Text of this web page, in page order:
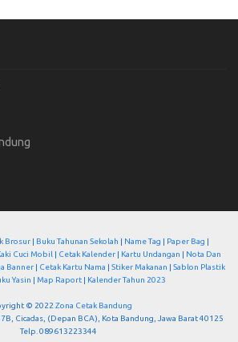
Brosur Buku Tahunan Sekolah Name Tag Paper Bag
Cuci Mobil| Cetak Kalender| Kartu Undangan
Nota Dan
Banner Cetak Kartu Nama Stiker Makanan
Sablon Plastik
Yasin Map Raport| Kalender Tahun 2023
© 2022Zona Cetak Bandung
Cicadas, (Depan BCA), Kota Bandung, Jawa Barat 40125
Telp. 089613223344